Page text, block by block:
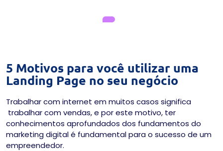
5 Motivos para você utilizar uma
Landing Page no seu negócio
Trabalhar com internet em muitos casos significa
trabalhar com vendas, e por este motivo, ter
conhecimentos aprofundados dos fundamentos do
marketing digital é fundamental para o sucesso de um
empreendedor.